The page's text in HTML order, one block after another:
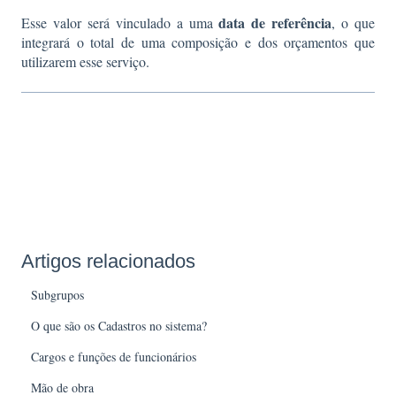
Esse valor será vinculado a umadata de referência, o que
integrará o total de uma composição e dos orçamentos que
utilizarem esse serviço.
Artigos relacionados
Subgrupos
O que são os Cadastros no sistema?
Cargos e funções de funcionários
Mão de obra